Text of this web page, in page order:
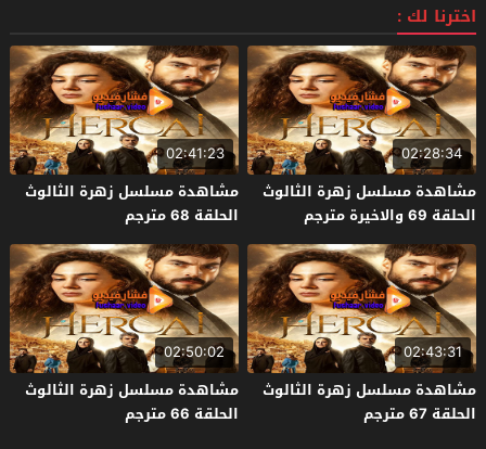
اخترنا لك :
02:28:34
مشاهدة مسلسل زهرة الثالوث
الحلقة 69 والاخيرة مترجم
02:41:23
مشاهدة مسلسل زهرة الثالوث
الحلقة 68 مترجم
02:43:31
مشاهدة مسلسل زهرة الثالوث
الحلقة 67 مترجم
02:50:02
مشاهدة مسلسل زهرة الثالوث
الحلقة 66 مترجم